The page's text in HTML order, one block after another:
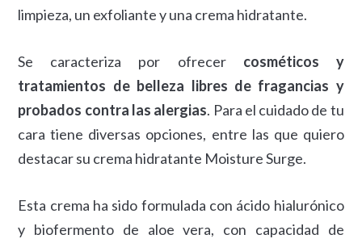
limpieza, un exfoliante y una crema hidratante.
Se caracteriza por ofrecer cosméticos y
tratamientos de belleza libres de fragancias y
probados contra las alergias. Para el cuidado de tu
cara tiene diversas opciones, entre las que quiero
destacar su crema hidratante Moisture Surge.
Esta crema ha sido formulada con ácido hialurónico
y biofermento de aloe vera, con capacidad de